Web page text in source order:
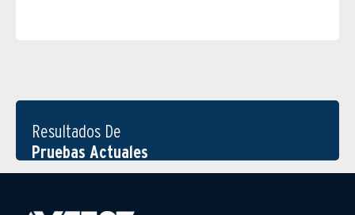
Resultados De
Pruebas Actuales